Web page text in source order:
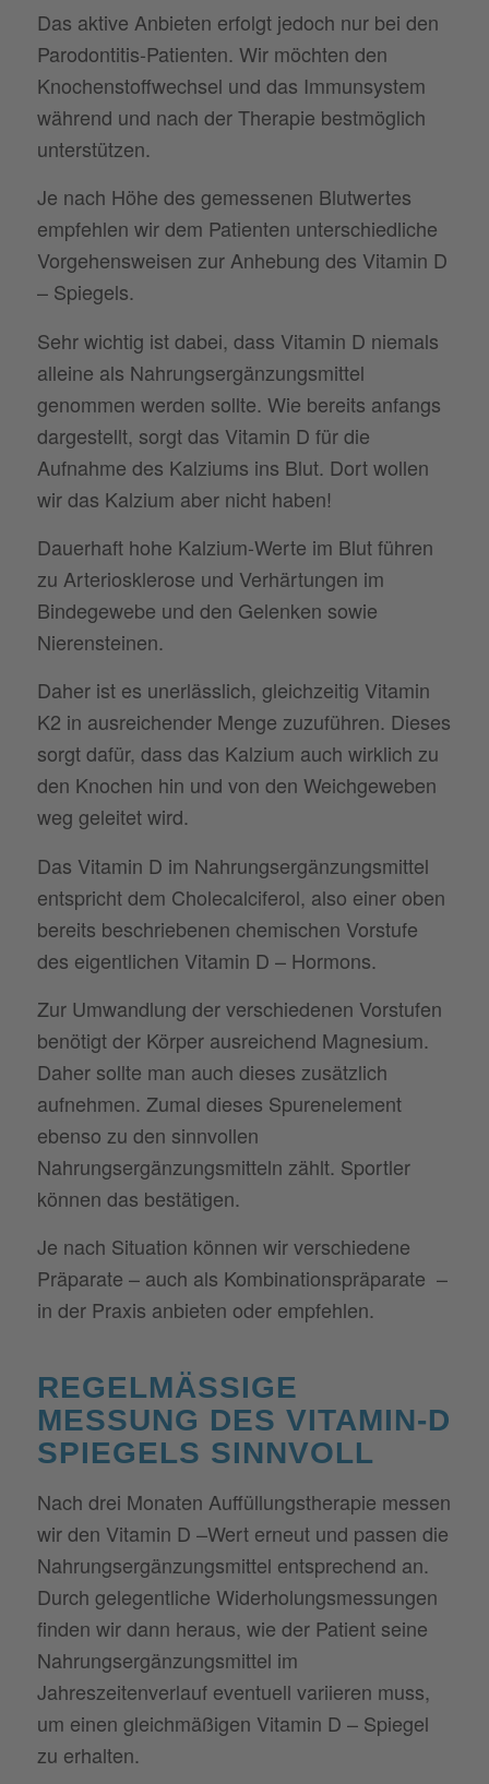
Das aktive Anbieten erfolgt jedoch nur bei den
Parodontitis-Patienten. Wir möchten den
Knochenstoffwechsel und das Immunsystem
während und nach der Therapie bestmöglich
unterstützen.
Je nach Höhe des gemessenen Blutwertes
empfehlen wir dem Patienten unterschiedliche
Vorgehensweisen zur Anhebung des Vitamin D
– Spiegels.
Sehr wichtig ist dabei, dass Vitamin D niemals
alleine als Nahrungsergänzungsmittel
genommen werden sollte. Wie bereits anfangs
dargestellt, sorgt das Vitamin D für die
Aufnahme des Kalziums ins Blut. Dort wollen
wir das Kalzium aber nicht haben!
Dauerhaft hohe Kalzium-Werte im Blut führen
zu Arteriosklerose und Verhärtungen im
Bindegewebe und den Gelenken sowie
Nierensteinen.
Daher ist es unerlässlich, gleichzeitig Vitamin
K2 in ausreichender Menge zuzuführen. Dieses
sorgt dafür, dass das Kalzium auch wirklich zu
den Knochen hin und von den Weichgeweben
weg geleitet wird.
Das Vitamin D im Nahrungsergänzungsmittel
entspricht dem Cholecalciferol, also einer oben
bereits beschriebenen chemischen Vorstufe
des eigentlichen Vitamin D – Hormons.
Zur Umwandlung der verschiedenen Vorstufen
benötigt der Körper ausreichend Magnesium.
Daher sollte man auch dieses zusätzlich
aufnehmen. Zumal dieses Spurenelement
ebenso zu den sinnvollen
Nahrungsergänzungsmitteln zählt. Sportler
können das bestätigen.
Je nach Situation können wir verschiedene
Präparate – auch als Kombinationspräparate –
in der Praxis anbieten oder empfehlen.
REGELMÄSSIGE M
ESSUNG DES VITAMIN-D S
PIEGELS SINNVOLL
Nach drei Monaten Auffüllungstherapie messen
wir den Vitamin D –Wert erneut und passen die
Nahrungsergänzungsmittel entsprechend an.
Durch gelegentliche Widerholungsmessungen
finden wir dann heraus, wie der Patient seine
Nahrungsergänzungsmittel im
Jahreszeitenverlauf eventuell variieren muss,
um einen gleichmäßigen Vitamin D – Spiegel
zu erhalten.